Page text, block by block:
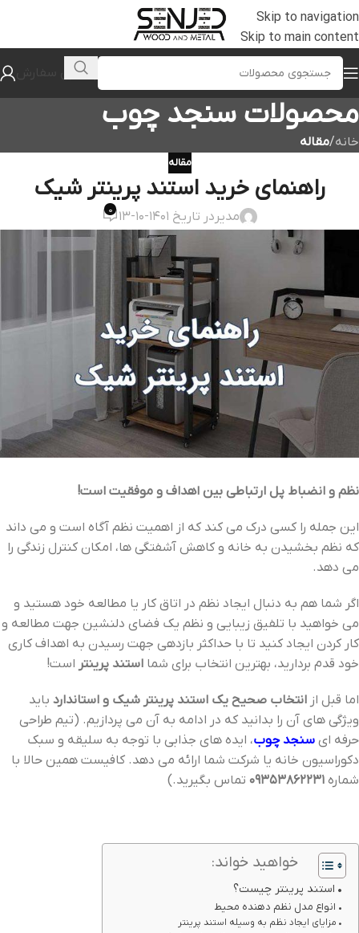
Skip to navigation
Skip to main content
پیگیری سفارش
محصولات سنجد چوب
خانه/مقاله
مقاله
راهنمای خرید استند پرینتر شیک
مدیر در تاریخ 1401-10-13 0
نظم و انضباط پل ارتباطی بین اهداف و موفقیت است!
این جمله را کسی درک می کند که از اهمیت نظم آگاه است و می داند
که نظم بخشیدن به خانه و کاهش آشفتگی ها، امکان کنترل زندگی را
می دهد.
اگر شما هم به دنبال ایجاد نظم در اتاق کار یا مطالعه خود هستید و
می خواهید با تلفیق زیبایی و نظم یک فضای دلنشین جهت مطالعه و
کار کردن ایجاد کنید تا با حداکثر بازدهی جهت رسیدن به اهداف کاری
خود قدم بردارید، بهترین انتخاب برای شما استند پرینتر است!
اما قبل از انتخاب صحیح یک استند پرینتر شیک و استاندارد باید
ویژگی های آن را بدانید که در ادامه به آن می پردازیم. (تیم طراحی
حرفه ای سنجد چوب، ایده های جذابی با توجه به سلیقه و سبک
دکوراسیون خانه یا شرکت شما ارائه می دهد. کافیست همین حالا با
شماره 09353862231 تماس بگیرید.)
خواهید خواند:
استند پرینتر چیست؟
انواع مدل نظم دهنده محیط
مزایای ایجاد نظم به وسیله استند پرینتر